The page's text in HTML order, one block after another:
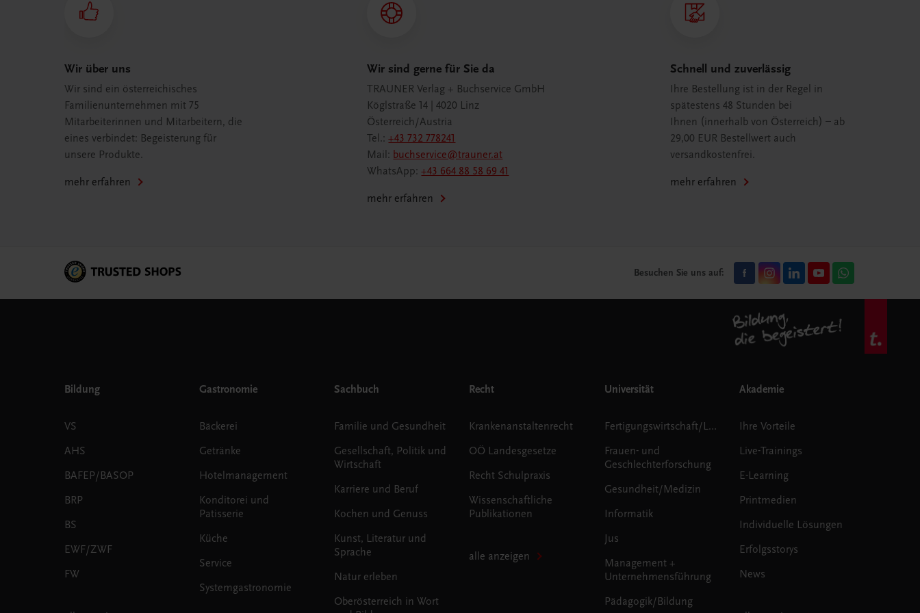
Wir über uns
Wir sind ein österreichisches
Familienunternehmen mit 75
Mitarbeiterinnen und Mitarbeitern, die
eines verbindet: Begeisterung für
unsere Produkte.
mehr erfahren
Wir sind gerne für Sie da
TRAUNER Verlag + Buchservice GmbH
Köglstraße 14 | 4020 Linz
Österreich/Austria
Tel.:+43 732 778241
Mail: buchservice@trauner.at
WhatsApp:+43 664 88 58 69 41
mehr erfahren
Schnell und zuverlässig
Ihre Bestellung ist in der Regel in
spätestens 48 Stunden bei
Ihnen (innerhalb von Österreich) – ab
29,00 EUR Bestellwert auch
versandkostenfrei.
mehr erfahren
Besuchen Sie uns auf:
Bildung
VS
AHS
BAFEP/BASOP
BRP
BS
EWF/ZWF
FW
Gastronomie
Bäckerei
Getränke
Hotelmanagement
Konditorei und
Patisserie
Küche
Service
Systemgastronomie
Sachbuch
Familie und Gesundheit
Gesellschaft, Politik und
Wirtschaft
Karriere und Beruf
Kochen und Genuss
Kunst, Literatur und
Sprache
Natur erleben
Oberösterreich in Wort
Recht
Krankenanstaltenrecht
OÖ Landesgesetze
Recht Schulpraxis
Wissenschaftliche
Publikationen
alle anzeigen
Universität
Fertigungswirtschaft/Logistik
Frauen- und
Geschlechterforschung
Gesundheit/Medizin
Informatik
Jus
Management +
Unternehmensführung
Pädagogik/Bildung
Akademie
Ihre Vorteile
Live-Trainings
E-Learning
Printmedien
Individuelle Lösungen
Erfolgsstorys
News